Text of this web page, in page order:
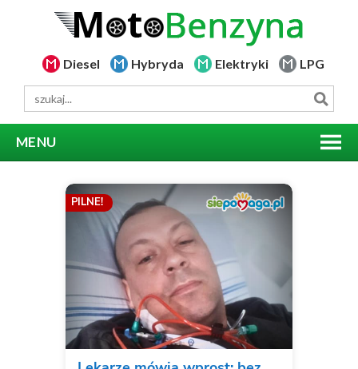
Diesel Hybryda Elektryki LPG
MENU